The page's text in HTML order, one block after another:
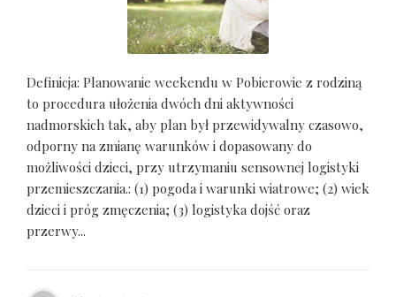
Definicja: Planowanie weekendu w Pobierowie z rodziną
to procedura ułożenia dwóch dni aktywności
nadmorskich tak, aby plan był przewidywalny czasowo,
odporny na zmianę warunków i dopasowany do
możliwości dzieci, przy utrzymaniu sensownej logistyki
przemieszczania.: (1) pogoda i warunki wiatrowe; (2) wiek
dzieci i próg zmęczenia; (3) logistyka dojść oraz
przerwy...